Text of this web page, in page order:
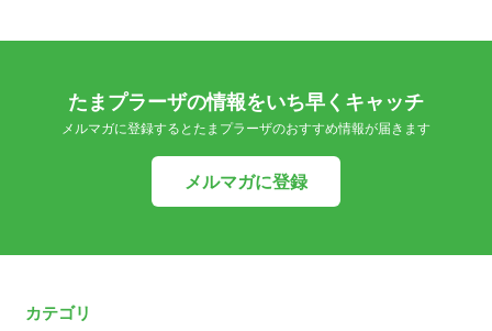
たまプラーザの情報をいち早くキャッチ
メルマガに登録するとたまプラーザのおすすめ情報が届きます
メルマガに登録
カテゴリ